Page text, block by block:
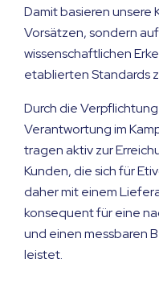
Damit basieren unsere
Vorsätzen, sondern
wissenschaftlichen
etablierten Standards
Durch die
Verantwortung im
tragen aktiv zur
Kunden, die sich für
daher mit einem
konsequent für eine
und einen messbaren
leistet.